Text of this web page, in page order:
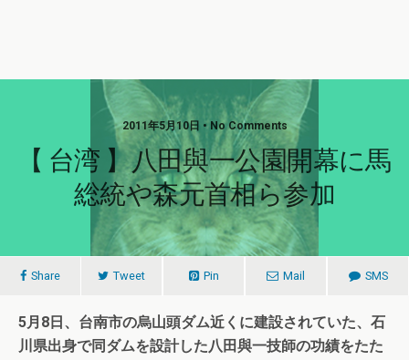
2011年5月10日 • No Comments
【 台湾 】八田與一公園開幕に馬
総統や森元首相ら参加
Share Tweet Pin Mail SMS
5月8日、台南市の烏山頭ダム近くに建設されていた、石
川県出身で同ダムを設計した八田與一技師の功績をたた